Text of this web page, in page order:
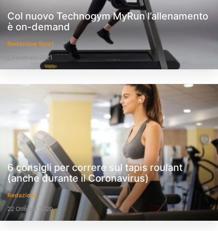
Col nuovo Technogym MyRun l’allenamento
è on-demand
Redazione Sport
2 Febbraio 2021
6 consigli per correre sul tapis roulant
(anche durante il Coronavirus)
Redazione
22 Ottobre 2020